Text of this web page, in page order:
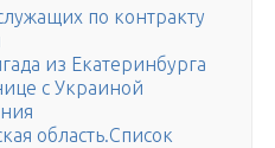
по контракту
из Екатеринбурга
с Украиной
область.Список